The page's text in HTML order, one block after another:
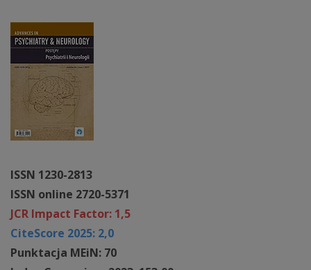
ISSN 1230-2813
ISSN online 2720-5371
JCR Impact Factor: 1,5
CiteScore 2025: 2,0
Punktacja MEiN: 70